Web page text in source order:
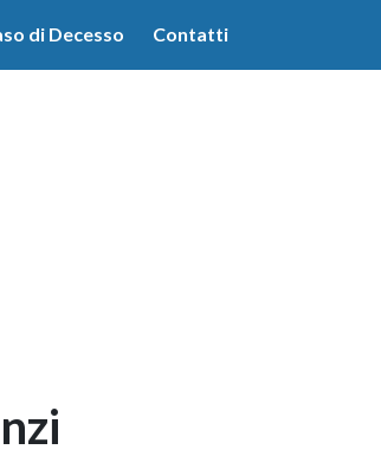
di Decesso Contatti
Ulteriori informazioni